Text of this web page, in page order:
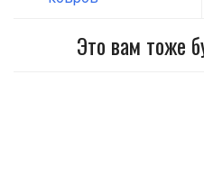
Это вам тоже